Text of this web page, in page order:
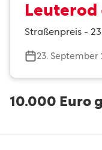
Leuterod
Straßenpreis -
23. September
10.000 Euro